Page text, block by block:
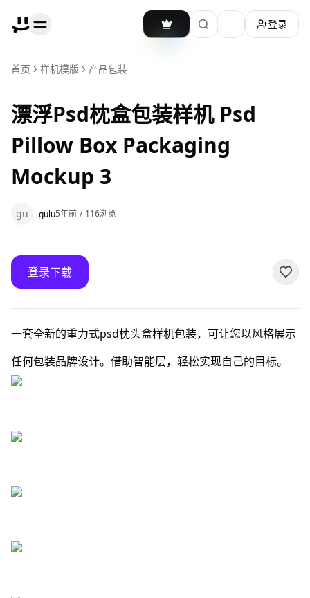
加载主题切换
登录
首页 样机模版 产品包装
漂浮Psd枕盒包装样机 Psd
Pillow Box Packaging
Mockup 3
gu gulu5年前 / 116浏览
登录下载
一套全新的重力式psd枕头盒样机包装，可让您以风格展示
任何包装品牌设计。借助智能层，轻松实现自己的目标。